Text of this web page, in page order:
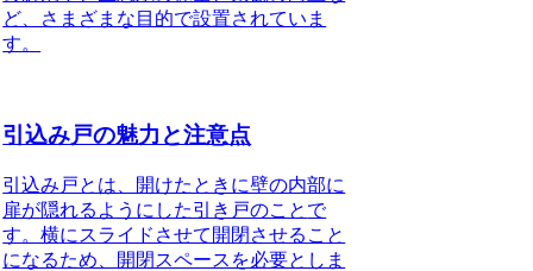
ど、さまざまな目的で設置されていま
す。
引込み戸の魅力と注意点
引込み戸とは、開けたときに壁の内部に
扉が隠れるようにした引き戸のこと で
す。横にスライドさせて開閉させること
になるため、開閉スペースを必要としま